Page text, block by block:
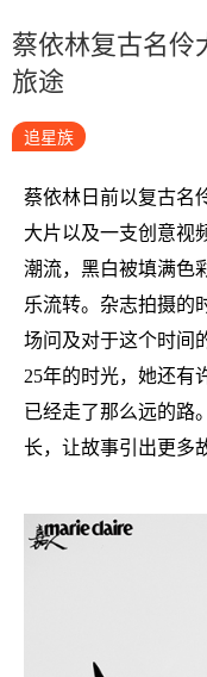
蔡依林复古名伶
旅途
追星族
蔡依林日前以复古名
大片以及一支创意视
潮流，黑白被填满色
乐流转。杂志拍摄的
场问及对于这个时间
25年的时光，她还有
已经走了那么远的路
长，让故事引出更多